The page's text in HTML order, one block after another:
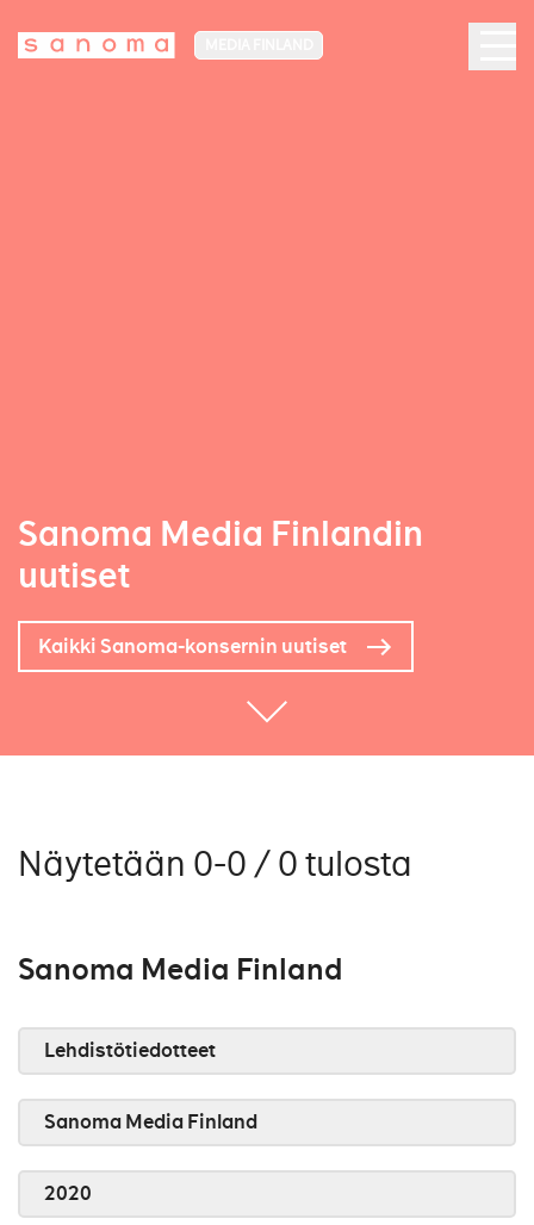
Sanoma Media Finlandin
uutiset
Kaikki Sanoma-konsernin uutiset
Näytetään 0-0 / 0 tulosta
Sanoma Media Finland
Lehdistötiedotteet
Sanoma Media Finland
2020